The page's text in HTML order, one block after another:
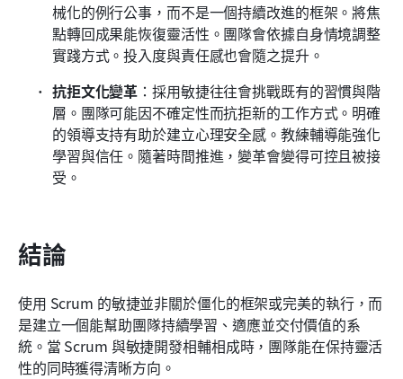
械化的例行公事，而不是一個持續改進的框架。將焦
點轉回成果能恢復靈活性。團隊會依據自身情境調整
實踐方式。投入度與責任感也會隨之提升。
抗拒文化變革 ：採用敏捷往往會挑戰既有的習慣與階
層。團隊可能因不確定性而抗拒新的工作方式。明確
的領導支持有助於建立心理安全感。教練輔導能強化
學習與信任。隨著時間推進，變革會變得可控且被接
受。
結論
使用 Scrum 的敏捷並非關於僵化的框架或完美的執行，而
是建立一個能幫助團隊持續學習、適應並交付價值的系
統。當 Scrum 與敏捷開發相輔相成時，團隊能在保持靈活
性的同時獲得清晰方向。